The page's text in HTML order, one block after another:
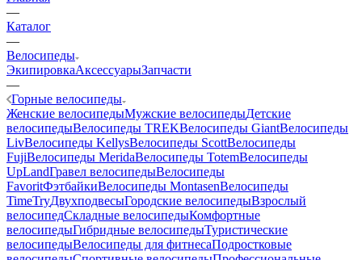
—
Каталог
—
Велосипеды
ЭкипировкаАксессуарыЗапчасти
—
Горные велосипеды
Женские велосипедыМужские велосипедыДетские
велосипедыВелосипеды TREKВелосипеды GiantВелосипеды
LivВелосипеды KellysВелосипеды ScottВелосипеды
FujiВелосипеды MeridaВелосипеды TotemВелосипеды
UpLandГравел велосипедыВелосипеды
FavoritФэтбайкиВелосипеды MontasenВелосипеды
TimeTryДвухподвесыГородские велосипедыВзрослый
велосипедСкладные велосипедыКомфортные
велосипедыГибридные велосипедыТуристические
велосипедыВелосипеды для фитнесаПодростковые